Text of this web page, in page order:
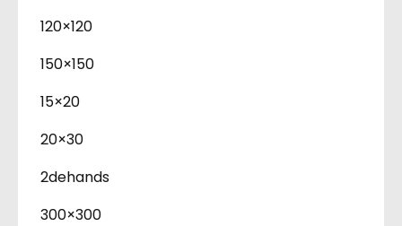
120×120
150×150
15×20
20×30
2dehands
300×300